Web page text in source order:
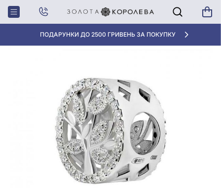
«КРАЩА ЦІНА» ВІД 5945 ГРН/ГРАМ
Головна Срiбна намистина (Шарм) з фіанітом